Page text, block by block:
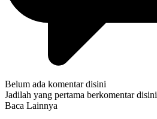
Belum ada komentar disini
Jadilah yang pertama berkomentar disini
Baca Lainnya